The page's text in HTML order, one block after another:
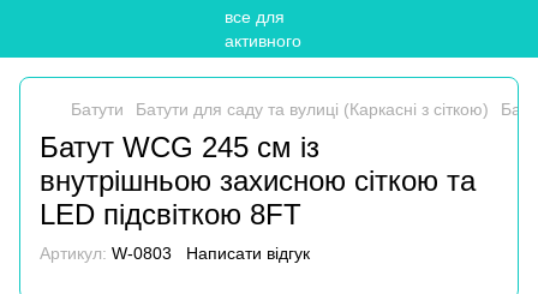
Батути Батути для саду та вулиці (Каркасні з сіткою)
Батут WCG 245 см із
внутрішньою захисною сіткою та
LED підсвіткою 8FT
Артикул: W-0803 Написати відгук